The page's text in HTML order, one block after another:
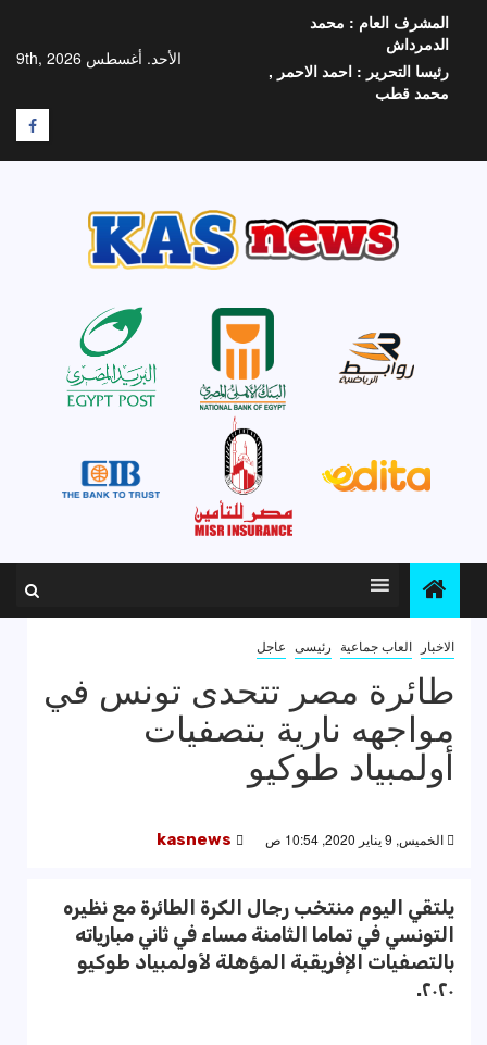
المحتوى
الأحد. أغسطس 9th, 2026
المشرف العام : محمد
الدمرداش
رئيسا التحرير : احمد الاحمر ,
محمد قطب
F
الاخبار العاب جماعية رئيسى عاجل
طائرة مصر تتحدى تونس في
مواجهه نارية بتصفيات
أولمبياد طوكيو
الخميس, 9 يناير 2020, 10:54 ص kasnews
يلتقي اليوم منتخب رجال الكرة الطائرة مع نظيره
التونسي في تماما الثامنة مساء في ثاني مبارياته
بالتصفيات الإفريقبة المؤهلة لأولمبياد طوكيو
٢٠٢٠.